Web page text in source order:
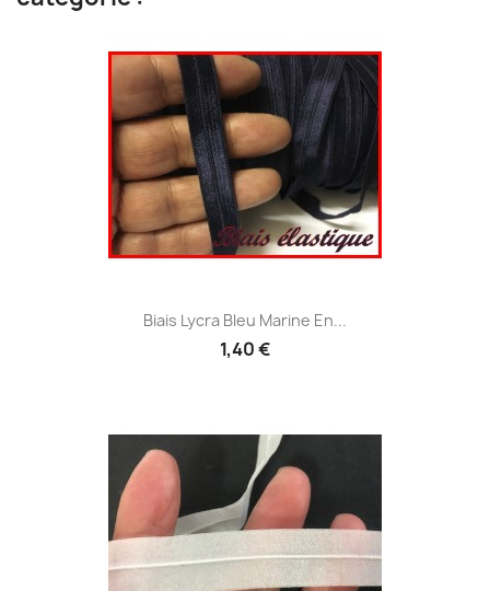
Biais Lycra Bleu Marine En...
1,40 €